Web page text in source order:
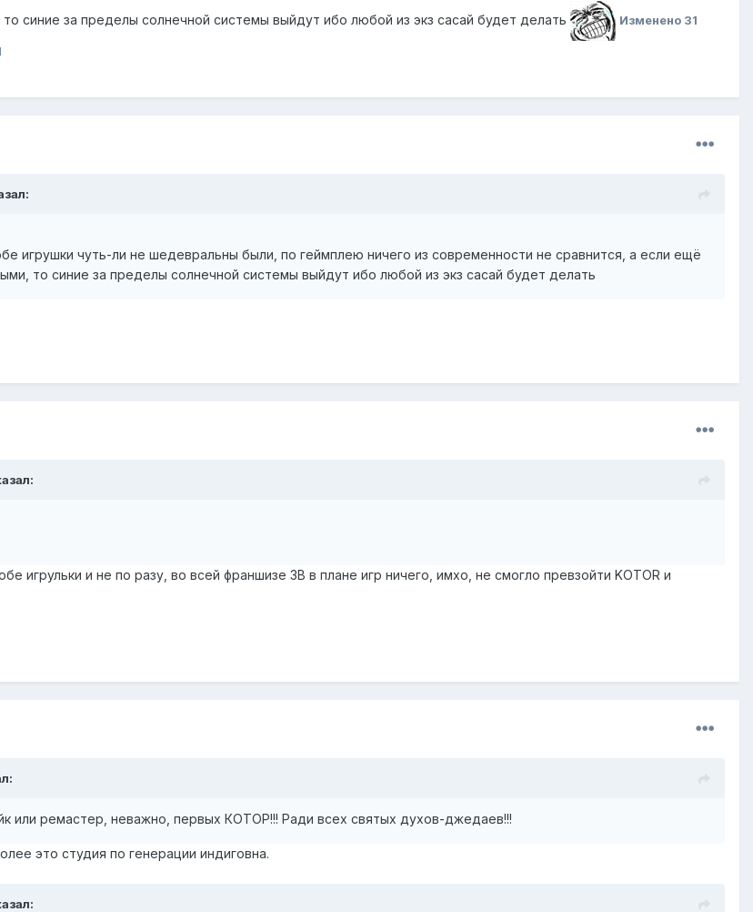
то синие за пределы солнечной системы выйдут ибо любой из экз сасай будет делать
Изменено 31
игрушки чуть-ли не шедевральны были, по геймплею ничего из современности не сравнится, а если ещё
то синие за пределы солнечной системы выйдут ибо любой из экз сасай будет делать
игрульки и не по разу, во всей франшизе ЗВ в плане игр ничего, имхо, не смогло превзойти KOTOR и
или ремастер, неважно, первых КОТОР!!! Ради всех святых духов-джедаев!!!
это студия по генерации индиговна.